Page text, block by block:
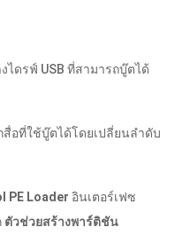
ไดรฟ์ USB ที่สามารถบู๊ตได้
อที่ใช้บู๊ตได้โดยเปลี่ยนลำดับ
PE Loader อินเตอร์เฟซ
ตัวช่วยสร้างพาร์ติชัน